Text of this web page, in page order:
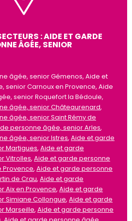
: AIDE ET GARDE
ÂGÉE, SENIOR
âgée, senior Gémenos, Aide et
senior Carnoux en Provence, Aide
senior Roquefort la Bédoule,
âgée, senior Châteaurenard,
âgée, senior Saint Rémy de
personne âgée, senior Arles,
âgée, senior Istres, Aide et garde
Martigues, Aide et garde
Vitrolles, Aide et garde personne
Provence, Aide et garde personne
de Crau, Aide et garde
Aix en Provence, Aide et garde
Simiane Collongue, Aide et garde
Marseille, Aide et garde personne